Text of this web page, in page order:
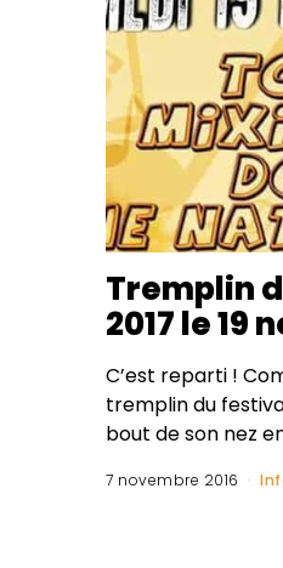
Tremplin
2017 le 19
C’est reparti !
tremplin du
bout de son nez
7 novembre 2016